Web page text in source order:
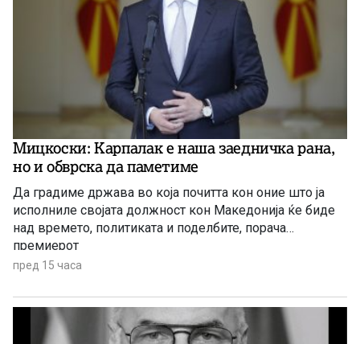
Мицкоски: Карпалак е наша заедничка рана,
но и обврска да паметиме
Да градиме држава во која почитта кон оние што ја
исполниле својата должност кон Македонија ќе биде
над времето, политиката и поделбите, порача
премиерот
пред 15 часа